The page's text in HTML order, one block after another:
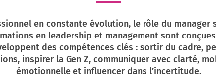
en constante évolution, le rôle du manager
en leadership et management sont
des compétences clés : sortir du cadre,
inspirer la Gen Z, communiquer avec clarté,
émotionnelle et influencer dans l’incertitude.